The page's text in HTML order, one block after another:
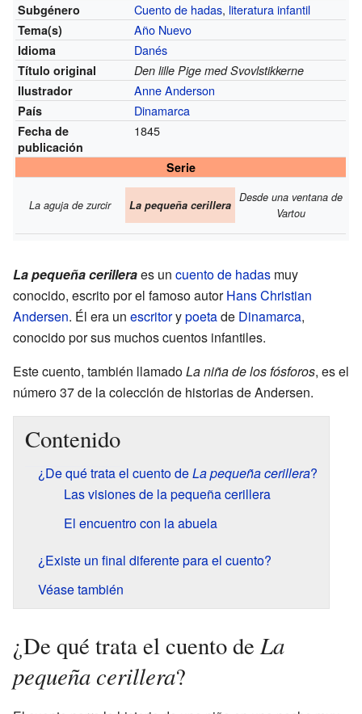
Subgénero Cuento de hadas, literatura infantil
Tema(s) Año Nuevo
Idioma Danés
Título original
Den lille Pige med Svovlstikkerne
Ilustrador
Anne Anderson
País Dinamarca
Fecha de
publicación
1845
Serie
La aguja de zurcir La pequeña cerillera
Desde una ventana de
Vartou
La pequeña cerilleraes un cuento de hadas muy
conocido, escrito por el famoso autorHans Christian
Andersen. Él era un escritorypoetade Dinamarca,
conocido por sus muchos cuentos infantiles.
Este cuento, también llamadoLa niña de los fósforos, es el
número 37 de la colección de historias de Andersen.
Contenido
¿De qué trata el cuento deLa pequeña cerillera?
Las visiones de la pequeña cerillera
El encuentro con la abuela
¿Existe un final diferente para el cuento?
Véase también
¿De qué trata el cuento deLa
pequeña cerillera?